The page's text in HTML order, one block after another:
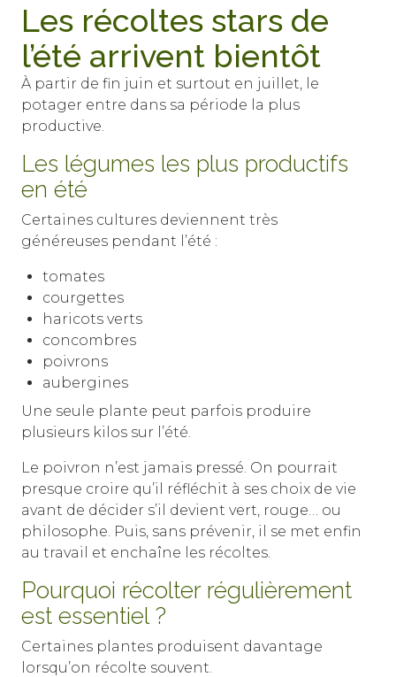
Les récoltes stars de
l’été arrivent bientôt
À partir de fin juin et surtout en juillet, le
potager entre dans sa période la plus
productive.
Les légumes les plus productifs
en été
Certaines cultures deviennent très
généreuses pendant l’été :
tomates
courgettes
haricots verts
concombres
poivrons
aubergines
Une seule plante peut parfois produire
plusieurs kilos sur l’été.
Le poivron n’est jamais pressé. On pourrait
presque croire qu’il réfléchit à ses choix de vie
avant de décider s’il devient vert, rouge… ou
philosophe. Puis, sans prévenir, il se met enfin
au travail et enchaîne les récoltes.
Pourquoi récolter régulièrement
est essentiel ?
Certaines plantes produisent davantage
lorsqu’on récolte souvent.